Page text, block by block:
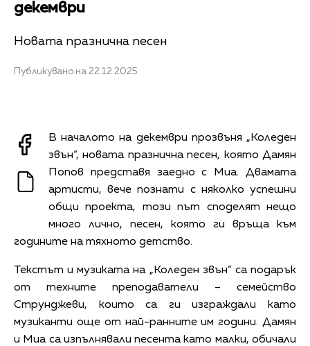
декември
Новата празнична песен
Публикувано на 22.12.2025
В началото на декември прозвъня „Коледен
звън“, новата празнична песен, която Дамян
Попов представя заедно с Миа. Двамата
артисти, вече познати с няколко успешни
общи проекта, този път споделят нещо
много лично, песен, която ги връща към
годините на тяхното детство.
Текстът и музиката на „Коледен звън“ са подарък
от техните преподаватели – семейство
Струнджеви, които са ги изграждали като
музиканти още от най-ранните им години. Дамян
и Миа са изпълнявали песента като малки, обичали